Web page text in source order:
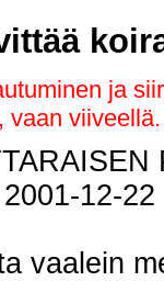
ja
vaan
2001-12-
vaalein